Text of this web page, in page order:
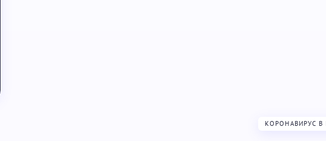
КОРОНАВИРУС